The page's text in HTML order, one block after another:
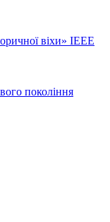
віхи» IEEE
покоління